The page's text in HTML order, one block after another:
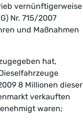
vernünftigerweise
Nr. 715/2007
und Maßnahmen
hat,
8 Millionen dieser
verkauften
waren;